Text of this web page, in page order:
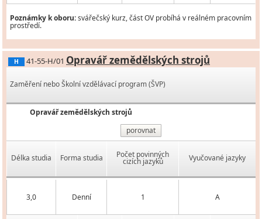
Poznámky k oboru:svářečský kurz, část OV probíhá v reálném pracovním
prostředí.
H 41-55-H/01 Opravář zemědělských strojů
Zaměření nebo Školní vzdělávací program (ŠVP)
Opravář zemědělských strojů
porovnat
Délka studia Forma studia Počet povinných
cizích jazyků Vyučované jazyky
3,0 Denní 1 A